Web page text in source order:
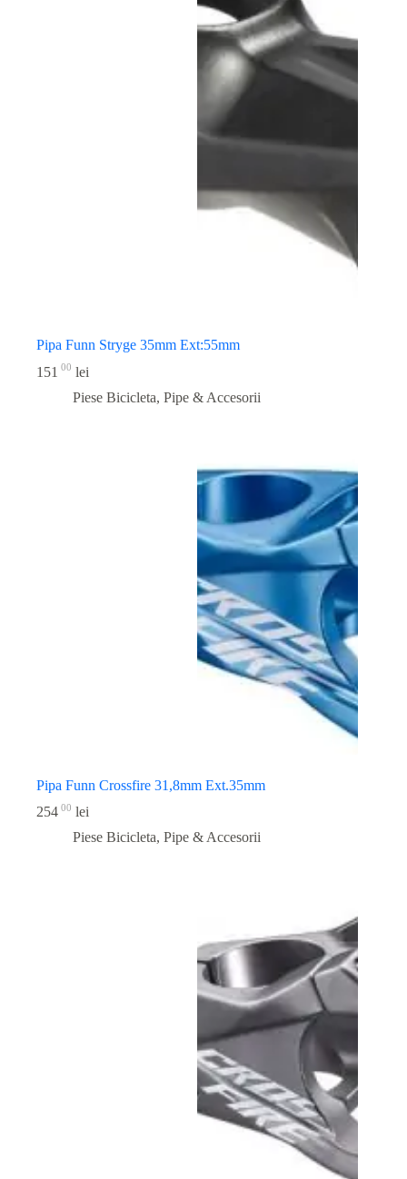
Pipa Funn Stryge 35mm Ext:55mm
151 00 lei
Piese Bicicleta, Pipe & Accesorii
Pipa Funn Crossfire 31,8mm Ext.35mm
254 00 lei
Piese Bicicleta, Pipe & Accesorii